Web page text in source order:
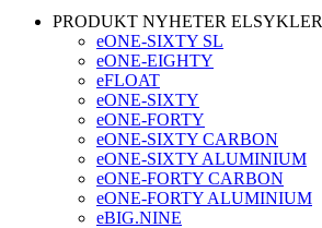
PRODUKT NYHETER ELSYKLER
eONE-SIXTY SL
eONE-EIGHTY
eFLOAT
eONE-SIXTY
eONE-FORTY
eONE-SIXTY CARBON
eONE-SIXTY ALUMINIUM
eONE-FORTY CARBON
eONE-FORTY ALUMINIUM
eBIG.NINE